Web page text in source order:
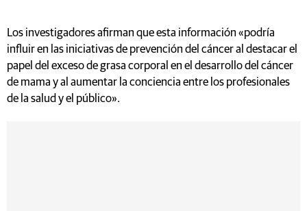
Los investigadores afirman que esta información «podría
influir en las iniciativas de prevención del cáncer al destacar el
papel del exceso de grasa corporal en el desarrollo del cáncer
de mama y al aumentar la conciencia entre los profesionales
de la salud y el público».